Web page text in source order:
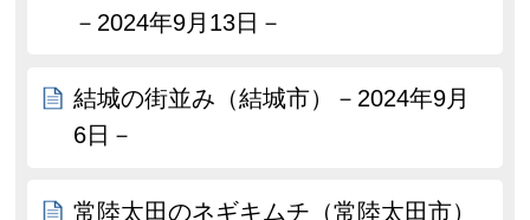
－2024年9月13日－
結城の街並み（結城市）－2024年9月
6日－
常陸太田のネギキムチ（常陸太田市）